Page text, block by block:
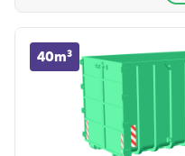
40m³
40m³ container huren